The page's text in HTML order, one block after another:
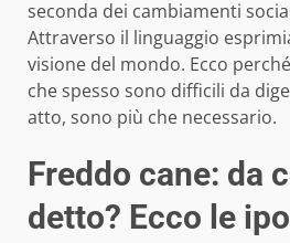
seconda dei cambiamenti
Attraverso il linguaggio
visione del mondo. Ecco
che spesso sono difficili da
atto, sono più che necessario.
Freddo cane: da
detto? Ecco le